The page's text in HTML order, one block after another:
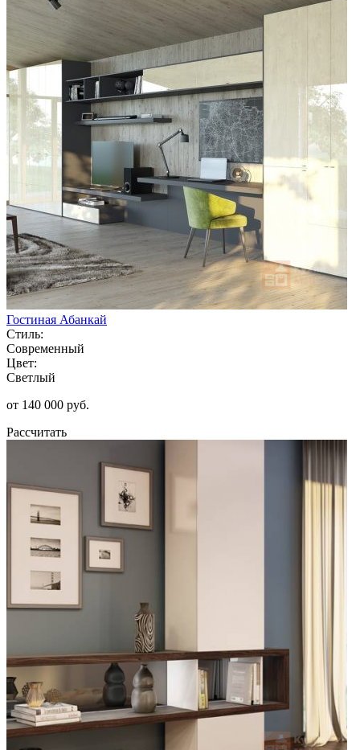
Гостиная Абанкай
Стиль:
Современный
Цвет:
Светлый
от 140 000 руб.
Рассчитать